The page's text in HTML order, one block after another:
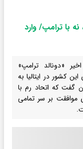
نه با ترامپ/ وارد
«دونالد ترامپ»
کشور در ایتالیا به
گفت که اتحاد رم با
موافقت بر سر تمامی